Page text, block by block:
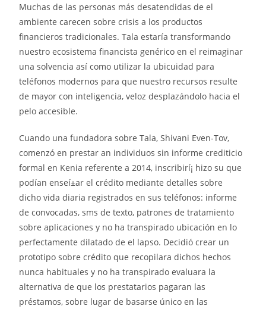
Muchas de las personas más desatendidas de el
ambiente carecen sobre crisis a los productos
financieros tradicionales. Tala estaría transformando
nuestro ecosistema financista genérico en el reimaginar
una solvencia así­ como utilizar la ubicuidad para
teléfonos modernos para que nuestro recursos resulte
de mayor con inteligencia, veloz desplazándolo hacia el
pelo accesible.
Cuando una fundadora sobre Tala, Shivani Even-Tov,
comenzó en prestar an individuos sin informe crediticio
formal en Kenia referente a 2014, inscribirí¡ hizo su que
podían enseí±ar el crédito mediante detalles sobre
dicho vida diaria registrados en sus teléfonos: informe
de convocadas, sms de texto, patrones de tratamiento
sobre aplicaciones y no ha transpirado ubicación en lo
perfectamente dilatado de el lapso. Decidió crear un
prototipo sobre crédito que recopilara dichos hechos
nunca habituales y no ha transpirado evaluara la
alternativa de que los prestatarios pagaran las
préstamos, sobre lugar de basarse único en las